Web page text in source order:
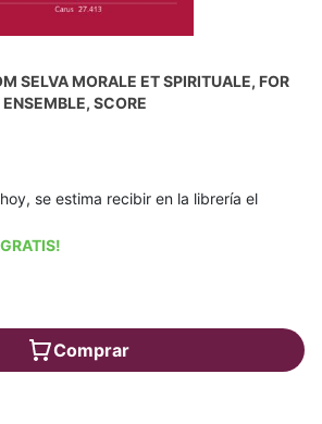
SELVA MORALE ET SPIRITUALE, FOR
SCORE
se estima recibir en la librería el
Comprar